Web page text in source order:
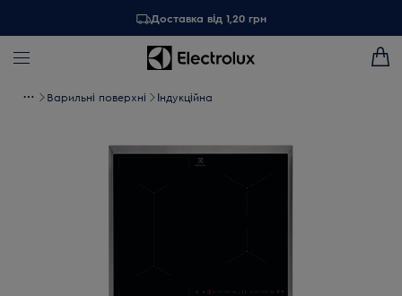
Доставка від 1,20 грн
Варильні поверхні Індукційна